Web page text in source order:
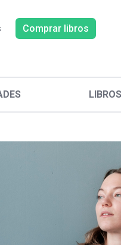
Comprar libros